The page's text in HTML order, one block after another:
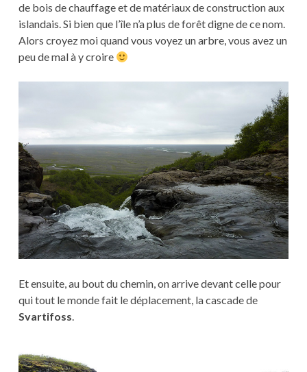
de bois de chauffage et de matériaux de construction aux
islandais. Si bien que l’île n’a plus de forêt digne de ce nom.
Alors croyez moi quand vous voyez un arbre, vous avez un
peu de mal à y croire
Et ensuite, au bout du chemin, on arrive devant celle pour
qui tout le monde fait le déplacement, la cascade de
Svartifoss.